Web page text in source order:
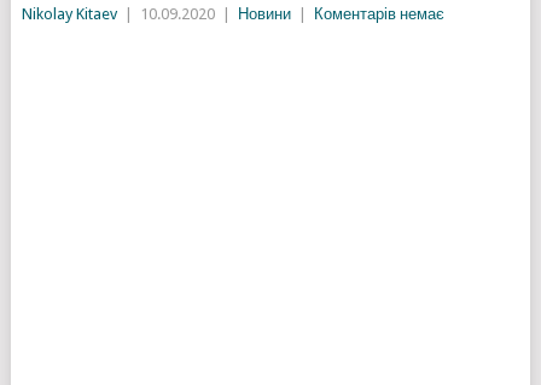
Nikolay Kitaev 10.09.2020 Новини Коментарів немає